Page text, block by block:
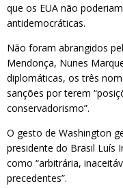
que os EUA não
antidemocráticas.
Não foram abrangidos
Mendonça, Nunes
diplomáticas, os três
sanções por terem
conservadorismo”.
O gesto de Washington
presidente do Brasil Luís
como “arbitrária,
precedentes”.